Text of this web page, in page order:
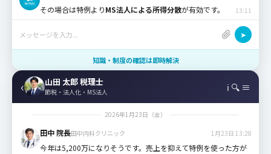
その場合は特例よりMS法人による所得分散が有効です。 13:11
メッセージを入力... ➤
知識・制度の確認は即時解決
‹ 山田 太郎 税理士
節税・法人化・MS法人 ℹ 🔍 ≡
2026年1月23日（金）
田中 院長田中内科クリニック 1月23日 13:28
今年は5,200万になりそうです。売上を抑えて特例を使った方が